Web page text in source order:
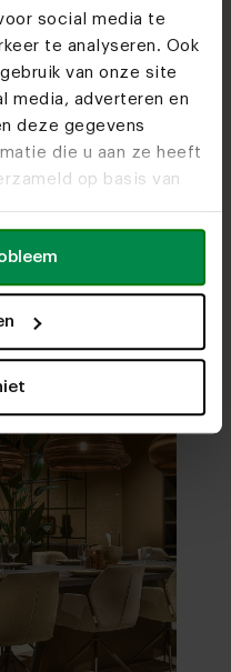
social media te
te analyseren. Ook
van onze site
media, adverteren en
deze gegevens
die u aan ze heeft
op basis van